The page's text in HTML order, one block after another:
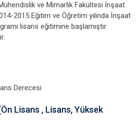
ve Mimarlık Fakültesi İnşaat
2015 Eğitim ve Öğretim yılında İnşaat
lisans eğitimine başlamıştır.
Derecesi
Lisans , Lisans, Yüksek